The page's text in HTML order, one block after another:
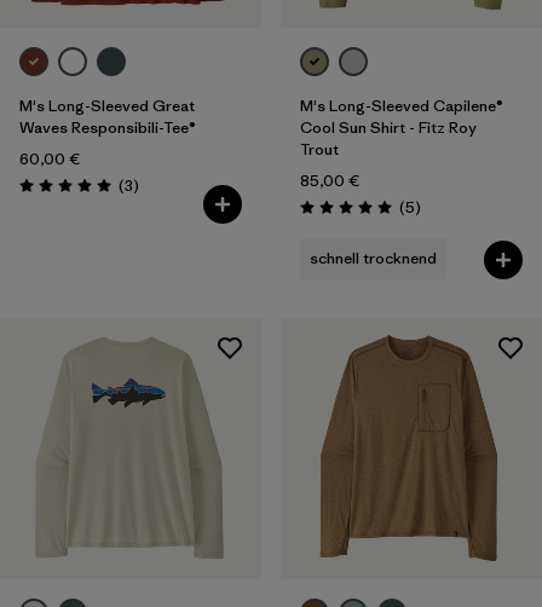
M's Long-Sleeved Great
Waves Responsibili-Tee®
60,00 €
Bewertung: 5.0 / 5
(3Rezensionen
)
M's Long-Sleeved Capilene®
Cool Sun Shirt - Fitz Roy
Trout
85,00 €
Bewertung: 5.0 / 5
(5Rezensionen
)
schnell trocknend